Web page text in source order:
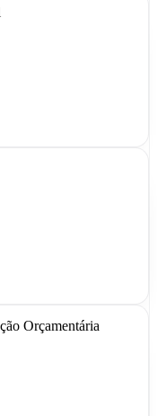
Orçamentária